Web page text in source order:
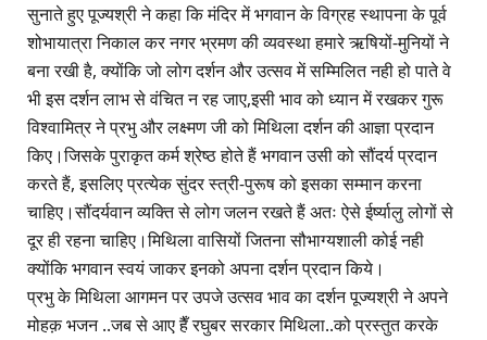
सुनाते हुए पूज्यश्री ने कहा कि मंदिर में भगवान के विग्रह स्थापना के पूर्व
शोभायात्रा निकाल कर नगर भ्रमण की व्यवस्था हमारे ऋषियों-मुनियों ने
बना रखी है, क्योंकि जो लोग दर्शन और उत्सव में सम्मिलित नही हो पाते वे
भी इस दर्शन लाभ से वंचित न रह जाए,इसी भाव को ध्यान में रखकर गुरू
विश्वामित्र ने प्रभु और लक्ष्मण जी को मिथिला दर्शन की आज्ञा प्रदान
किए।जिसके पुराकृत कर्म श्रेष्ठ होते हैं भगवान उसी को सौंदर्य प्रदान
करते हैं, इसलिए प्रत्येक सुंदर स्त्री-पुरूष को इसका सम्मान करना
चाहिए।सौंदर्यवान व्यक्ति से लोग जलन रखते हैं अतः ऐसे ईर्ष्यालु लोगों से
दूर ही रहना चाहिए।मिथिला वासियों जितना सौभाग्यशाली कोई नही
क्योंकि भगवान स्वयं जाकर इनको अपना दर्शन प्रदान किये।
प्रभु के मिथिला आगमन पर उपजे उत्सव भाव का दर्शन पूज्यश्री ने अपने
मोहक़ भजन ..जब से आए हैँ रघुबर सरकार मिथिला..को प्रस्तुत करके